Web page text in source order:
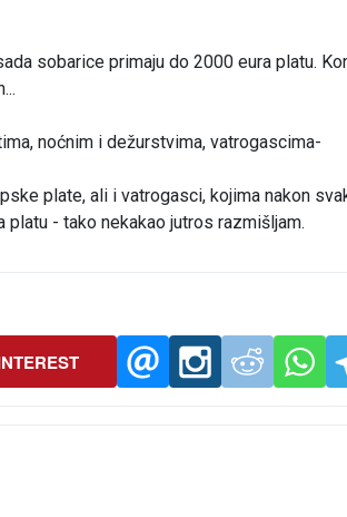
sobarice primaju do 2000 eura platu.
noćnim i dežurstvima, vatrogascima-
plate, ali i vatrogasci, kojima nakon
- tako nekakao jutros razmišljam.